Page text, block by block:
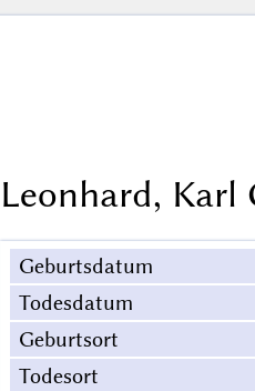
Leonhard, Karl
Geburtsdatum
Todesdatum
Geburtsort
Todesort